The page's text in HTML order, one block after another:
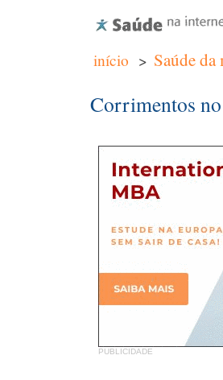
início > Saúde
Corrimentos
PUBLICIDADE